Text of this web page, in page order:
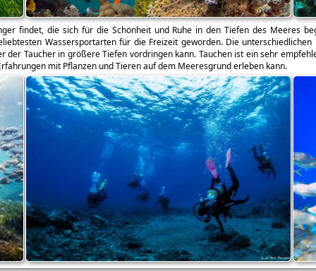
findet, die sich für die Schönheit und Ruhe in den Tiefen des Meeres
Wassersportarten für die Freizeit geworden. Die
der Taucher in größere Tiefen vordringen kann. Tauchen ist ein sehr
mit Pflanzen und Tieren auf dem Meeresgrund erleben kann.